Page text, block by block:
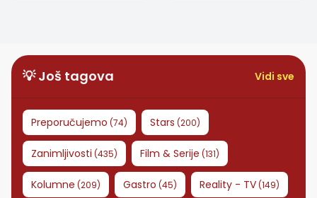
💡 Još tagova Vidi sve
Preporučujemo (74) Stars (200)
Zanimljivosti (435) Film & Serije (131)
Kolumne (209) Gastro (45) Reality - TV(149)